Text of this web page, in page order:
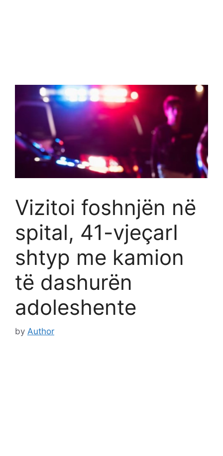
Vizitoi foshnjën në
spital, 41-vjeçarI
shtyp me kamion
të dashurën
adoleshente
by Author